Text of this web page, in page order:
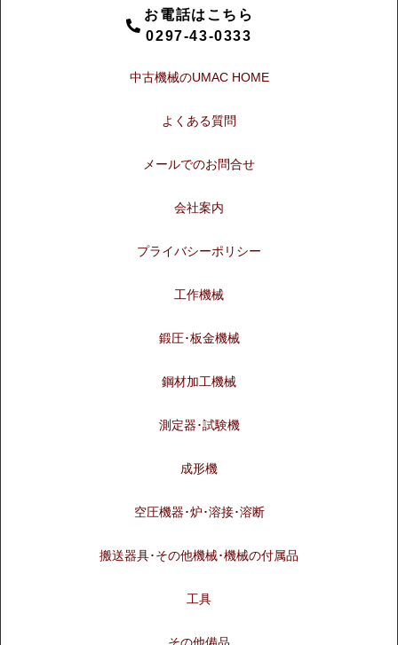
お電話はこちら
0297-43-0333
中古機械のUMAC HOME
よくある質問
メールでのお問合せ
会社案内
プライバシーポリシー
工作機械
鍛圧･板金機械
鋼材加工機械
測定器･試験機
成形機
空圧機器･炉･溶接･溶断
搬送器具･その他機械･機械の付属品
工具